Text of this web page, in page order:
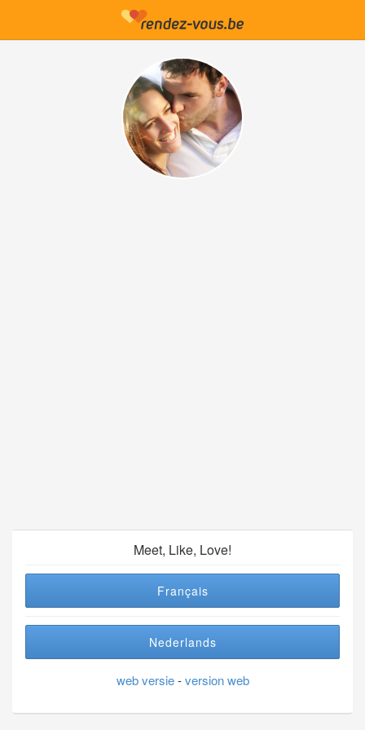
Meet, Like, Love!
Français
Nederlands
web versie-version web